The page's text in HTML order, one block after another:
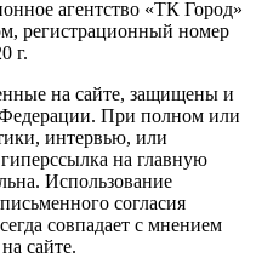
агентство «ТК Город»
регистрационный номер
г.
на сайте, защищены и
При полном или
интервью, или
на главную
Использование
согласия
совпадает с мнением
сайте.